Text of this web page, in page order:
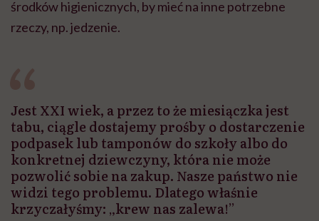
środków higienicznych, by mieć na inne potrzebne
rzeczy, np. jedzenie.
Jest XXI wiek, a przez to że miesiączka jest
tabu, ciągle dostajemy prośby o dostarczenie
podpasek lub tamponów do szkoły albo do
konkretnej dziewczyny, która nie może
pozwolić sobie na zakup. Nasze państwo nie
widzi tego problemu. Dlatego właśnie
krzyczałyśmy: „krew nas zalewa!”